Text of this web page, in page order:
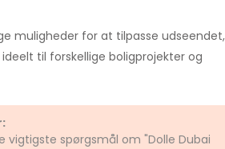
muligheder for at tilpasse udseendet,
til forskellige boligprojekter og
vigtigste spørgsmål om "Dolle Dubai